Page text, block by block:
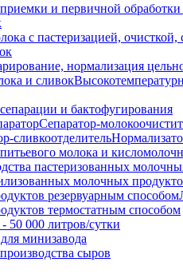
и первичной
с пастеризацией,
нормализация
и сливок
и бактофугирования
Сепаратор-
сливкоотделитель
молока и
пастеризованных
молочных
резервуарным способом
термостатным способом
50 000 литров/сутки
минизавода
сыров